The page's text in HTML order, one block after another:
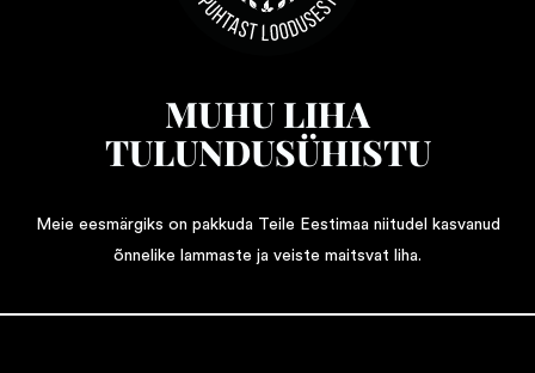
MUHU LIHA
TULUNDUSÜHISTU
Meie eesmärgiks on pakkuda Teile Eestimaa niitudel kasvanud
õnnelike lammaste ja veiste maitsvat liha.